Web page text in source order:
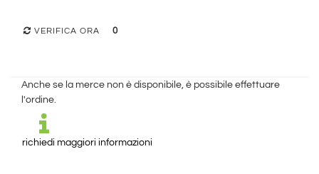
VERIFICA ORA 0
Anche se la merce non è disponibile, è possibile effettuare
l'ordine.
richiedi maggiori informazioni